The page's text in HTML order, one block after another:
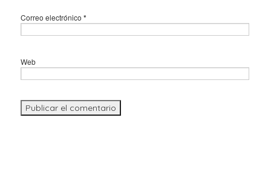
Correo electrónico *
Web